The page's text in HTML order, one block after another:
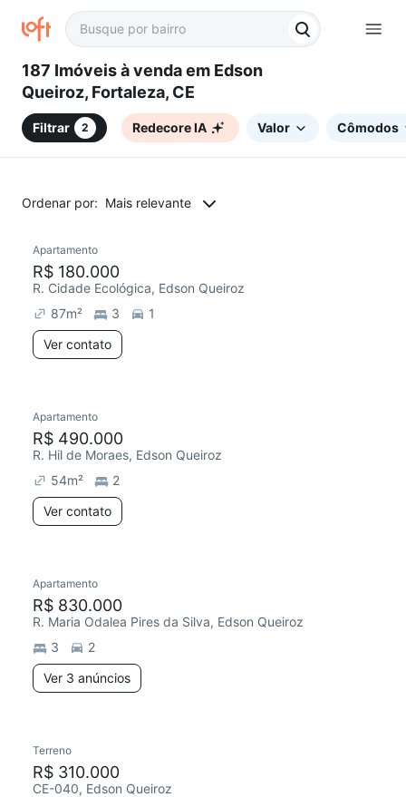
187 Imóveis à venda em Edson
Queiroz, Fortaleza, CE
Filtrar 2 Redecore IA Valor Cômodos
Ordenar por: Mais relevante
Apartamento
R$ 180.000
R. Cidade Ecológica, Edson Queiroz
87m² 3
1
Ver contato
Apartamento
R$ 490.000
R. Hil de Moraes, Edson Queiroz
54m²
2
Ver contato
Chegou este mês
Apartamento
R$ 830.000
R. Maria Odalea Pires da Silva, Edson Queiroz
3
2
Ver 3 anúncios
Terreno
R$ 310.000
CE-040, Edson Queiroz